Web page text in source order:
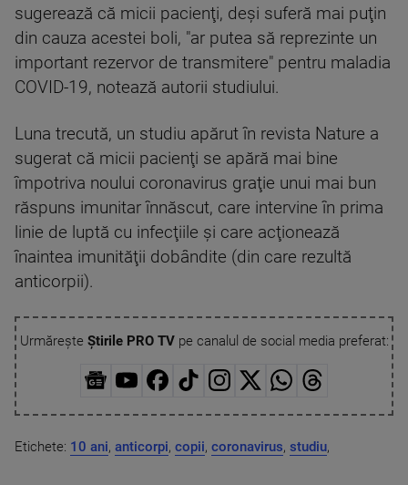
sugerează că micii pacienţi, deşi suferă mai puţin
din cauza acestei boli, "ar putea să reprezinte un
important rezervor de transmitere" pentru maladia
COVID-19, notează autorii studiului.
Luna trecută, un studiu apărut în revista Nature a
sugerat că micii pacienţi se apără mai bine
împotriva noului coronavirus graţie unui mai bun
răspuns imunitar înnăscut, care intervine în prima
linie de luptă cu infecţiile şi care acţionează
înaintea imunităţii dobândite (din care rezultă
anticorpii).
Urmărește Știrile PRO TVpe canalul de social media preferat:
Etichete: 10 ani, anticorpi, copii, coronavirus, studiu,